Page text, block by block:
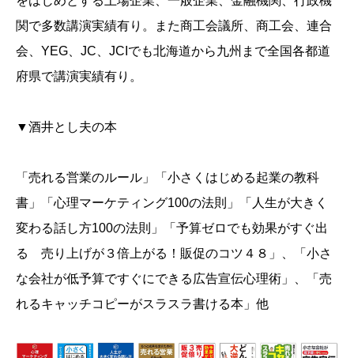
関で多数講演実績有り。また商工会議所、商工会、連合
会、YEG、JC、JCIでも北海道から九州まで全国各都道
府県で講演実績有り。
▼酒井とし夫の本
「売れる営業のルール」「小さくはじめる起業の教科
書」「心理マーケティング100の法則」「人生が大きく
変わる話し方100の法則」「予算ゼロでも効果がすぐ出
る 売り上げが３倍上がる！販促のコツ４８」、「小さ
な会社が低予算ですぐにできる広告宣伝心理術」、「売
れるキャッチコピーがスラスラ書ける本」他